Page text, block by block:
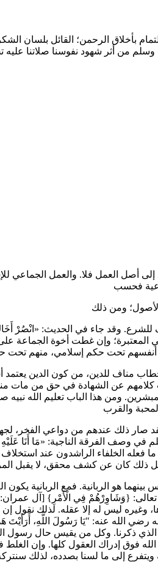
بأخلاق الرحمن؛ القائل بلسان
وقد جاء في الحديث: «انْصُرْ
المعتبرة؛ وإن غطت أخوة الجماعة على
خطاب مناف للدين، من كون الدين
كلامهم عن الشهادة في حق من مات
ومن هذا الباب تعليم الله نبيه
صار ذلك عندهم من دواعي الفخر،
في وصف الفرقة الناجية: «مَا أَنَا
فعله الخلفاء الراشدون عند
وغيره ليس له إلا عقله. لذلك نقول
رضي الله عنه: "يَا رَسُولَ اللَّهِ، أَرَأَيْتَ
الذي ذكرنا. وكل من يقيس حال رسول
فوق إدراك العقول كلها. وإن الغلط
إلى ما لسنا بصدده، لذلك